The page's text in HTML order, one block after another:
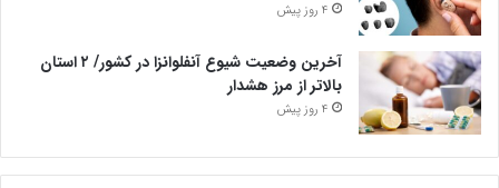
4 روز پیش
آخرین وضعیت شیوع آنفلوانزا در کشور/ ۲ استان
بالاتر از مرز هشدار
4 روز پیش